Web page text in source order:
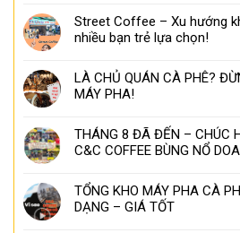
Street Coffee – Xu hướng
nhiều bạn trẻ lựa chọn!
LÀ CHỦ QUÁN CÀ PHÊ?
MÁY PHA!
THÁNG 8 ĐÃ ĐẾN – CHÚC
C&C COFFEE BÙNG NỔ
TỔNG KHO MÁY PHA CÀ
DẠNG – GIÁ TỐT